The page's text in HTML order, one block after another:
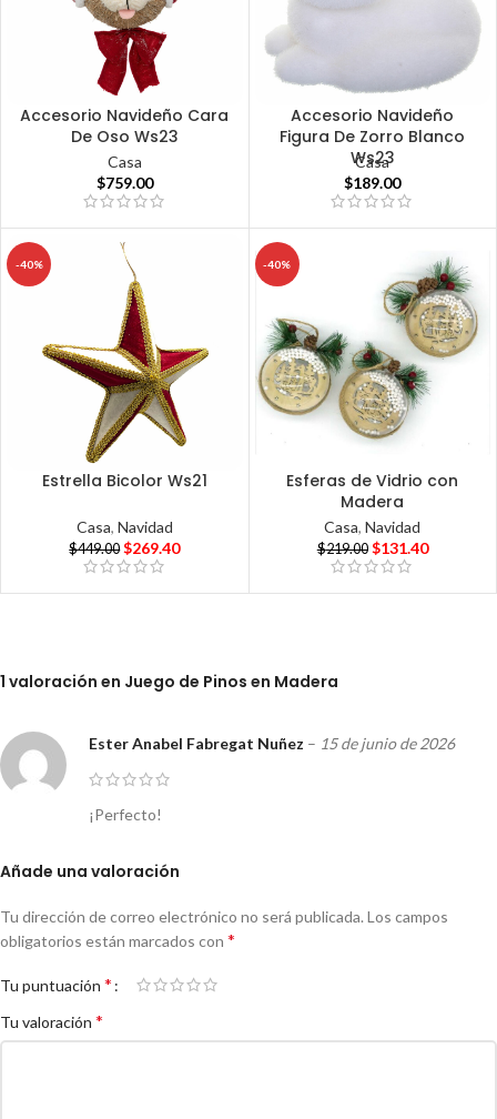
Accesorio Navideño Cara
De Oso Ws23
Casa
$759.00
Accesorio Navideño
Figura De Zorro Blanco
Ws23
Casa
$189.00
-40%
Estrella Bicolor Ws21
Casa, Navidad
$449.00 $269.40
-40%
Esferas de Vidrio con
Madera
Casa,Navidad
$219.00 $131.40
1 valoración en Juego de Pinos en Madera
Ester Anabel Fabregat Nuñez – 15 de junio de 2026
¡Perfecto!
Añade una valoración
Tu dirección de correo electrónico no será publicada. Los campos
obligatorios están marcados con *
Tu puntuación *
Tu valoración *